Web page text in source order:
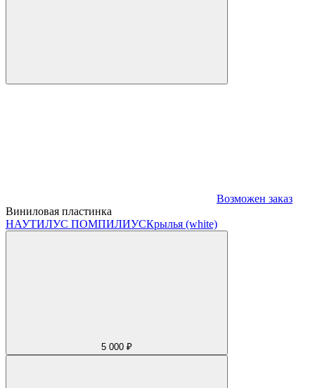
Возможен заказ
Виниловая пластинка
НАУТИЛУС ПОМПИЛИУСКрылья (white)
5 000 ₽